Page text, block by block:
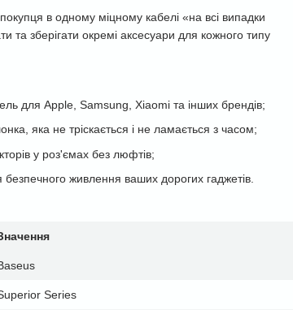
в одному міцному кабелі «на всі випадки
та зберігати окремі аксесуари для кожного типу
для Apple, Samsung, Xiaomi та інших брендів;
яка не тріскається і не ламається з часом;
у роз'ємах без люфтів;
безпечного живлення ваших дорогих гаджетів.
Series